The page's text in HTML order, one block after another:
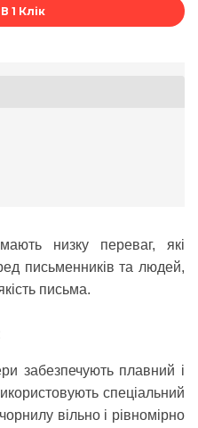
1 Клік
низку переваг, які
письменників та людей,
письма.
забезпечують плавний і
спеціальний
вільно і рівномірно